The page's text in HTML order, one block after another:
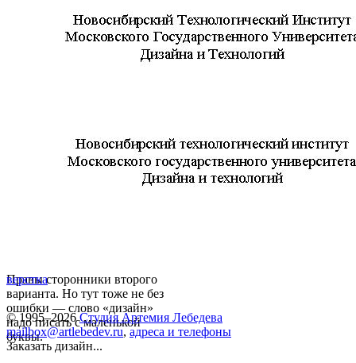
Правы сторонники второго
варианта. Но тут тоже не без
ошибки — слово «дизайн»
надо писать с маленькой
буквы.
верстка
© 1995–2026 Студия Артемия Лебедева
mailbox@artlebedev.ru, адреса и телефоны
Заказать дизайн...